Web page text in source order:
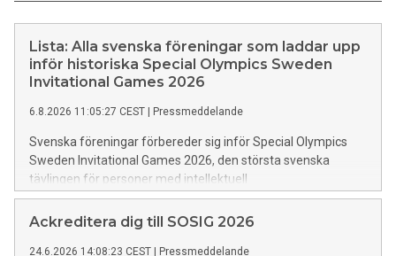
Lista: Alla svenska föreningar som laddar upp
inför historiska Special Olympics Sweden
Invitational Games 2026
6.8.2026 11:05:27 CEST | Pressmeddelande
Svenska föreningar förbereder sig inför Special Olympics
Sweden Invitational Games 2026, den största svenska
tävlingen för personer med intellektuell
funktionsnedsättning. Med 2000 deltagare från 25 länder,
invigs evenemanget den 4 september i Malmö. 120 svenska
Ackreditera dig till SOSIG 2026
24.6.2026 14:08:23 CEST | Pressmeddelande